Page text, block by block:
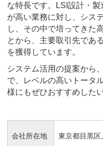
な特長です。LSI設計・
が高い業務に対し、シス
し、その中で培ってきた
とから、主要取引先であ
を獲得しています。
システム活用の提案から
で、レベルの高いトータ
様にもぜひおすすめした
会社所在地 東京都目黒